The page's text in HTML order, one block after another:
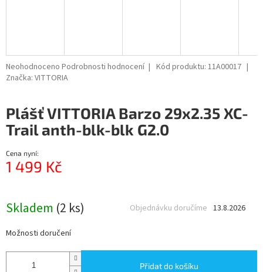
A
Průměrné
hodnocení
0,0
z
5
Neohodnoceno Podrobnosti hodnocení Kód produktu: 11A00017
Značka: VITTORIA
Plášť VITTORIA Barzo 29x2.35 XC-
Trail anth-blk-blk G2.0
Cena nyní:
1 499 Kč
Skladem (2 ks) 13.8.2026
Objednávku doručíme
Možnosti doručení
Přidat do košíku